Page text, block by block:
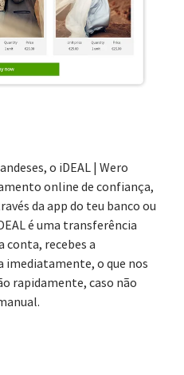
o iDEAL | Wero
online de confiança,
da app do teu banco ou
é uma transferência
conta, recebes a
imediatamente, o que nos
rapidamente, caso não